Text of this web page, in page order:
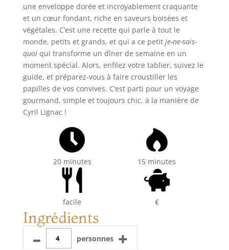
une enveloppe dorée et incroyablement craquante
et un cœur fondant, riche en saveurs boisées et
végétales. C’est une recette qui parle à tout le
monde, petits et grands, et qui a ce petit je-ne-sais-
quoiqui transforme un dîner de semaine en un
moment spécial. Alors, enfilez votre tablier, suivez le
guide, et préparez-vous à faire croustiller les
papilles de vos convives. C’est parti pour un voyage
gourmand, simple et toujours chic, à la manière de
Cyril Lignac !
20 minutes 15 minutes
facile €
Ingrédients
– personnes +